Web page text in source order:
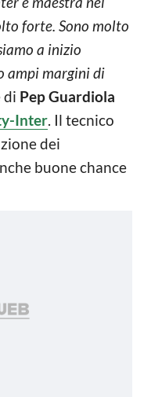
forte. Sono molto
a inizio
ampi margini di
di Pep Guardiola
Inter. Il tecnico
dei
buone chance